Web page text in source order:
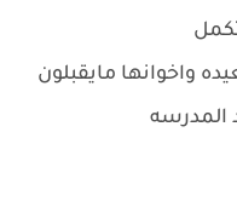
واخوانها مايقبلون